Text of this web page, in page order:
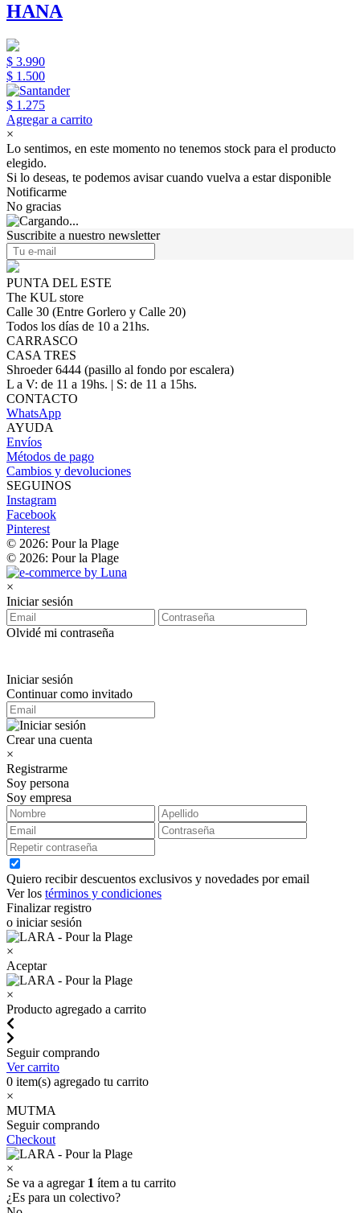
HANA
$ 3.990
$ 1.500
$ 1.275
Agregar a carrito
×
Lo sentimos, en este momento no tenemos stock para el producto
elegido.
Si lo deseas, te podemos avisar cuando vuelva a estar disponible
Notificarme
No gracias
Suscribite a nuestro newsletter
PUNTA DEL ESTE
The KUL store
Calle 30 (Entre Gorlero y Calle 20)
Todos los días de 10 a 21hs.
CARRASCO
CASA TRES
Shroeder 6444 (pasillo al fondo por escalera)
L a V: de 11 a 19hs. | S: de 11 a 15hs.
CONTACTO
WhatsApp
AYUDA
Envíos
Métodos de pago
Cambios y devoluciones
SEGUINOS
Instagram
Facebook
Pinterest
© 2026: Pour la Plage
© 2026: Pour la Plage
×
Iniciar sesión
Olvidé mi contraseña
Iniciar sesión
Continuar como invitado
Crear una cuenta
×
Registrarme
Soy persona
Soy empresa
Quiero recibir descuentos exclusivos y novedades por email
Ver los términos y condiciones
Finalizar registro
o iniciar sesión
×
Aceptar
×
Producto agregado a carrito
Seguir comprando
Ver carrito
0 item(s) agregado tu carrito
×
MUTMA
Seguir comprando
Checkout
×
Se va a agregar 1 ítem a tu carrito
¿Es para un colectivo?